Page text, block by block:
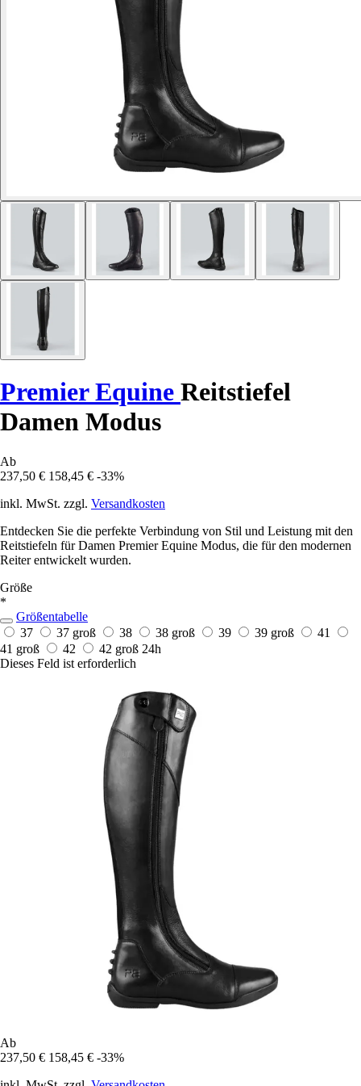
Premier Equine Reitstiefel
Damen Modus
Ab
237,50 € 158,45 € -33%
inkl. MwSt. zzgl. Versandkosten
Entdecken Sie die perfekte Verbindung von Stil und Leistung mit den
Reitstiefeln für Damen Premier Equine Modus, die für den modernen
Reiter entwickelt wurden.
Größe
*
Größentabelle
37
37 groß 38 38 groß 39 39 groß
41
41 groß
42 42 groß 24h
Dieses Feld ist erforderlich
Ab
237,50 € 158,45 € -33%